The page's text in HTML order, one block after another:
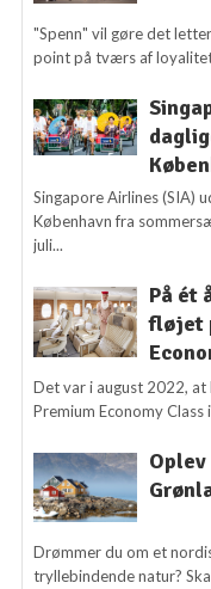
"Spenn" vil gøre det
point på tværs af
Singapore Airlines (SIA)
København fra
juli...
På ét
fløjet
Det var i august 2022, at
Premium Economy Class
Drømmer du om et
tryllebindende natur?